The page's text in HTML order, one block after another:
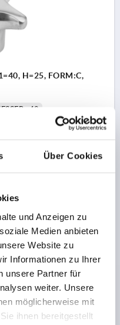
Über Cookies
und Anzeigen zu
Medien anbieten
Website zu
Informationen zu Ihrer
unsere Partner für
weiter. Unsere
möglicherweise mit
ihnen bereitgestellt
H=25, FORM:C,